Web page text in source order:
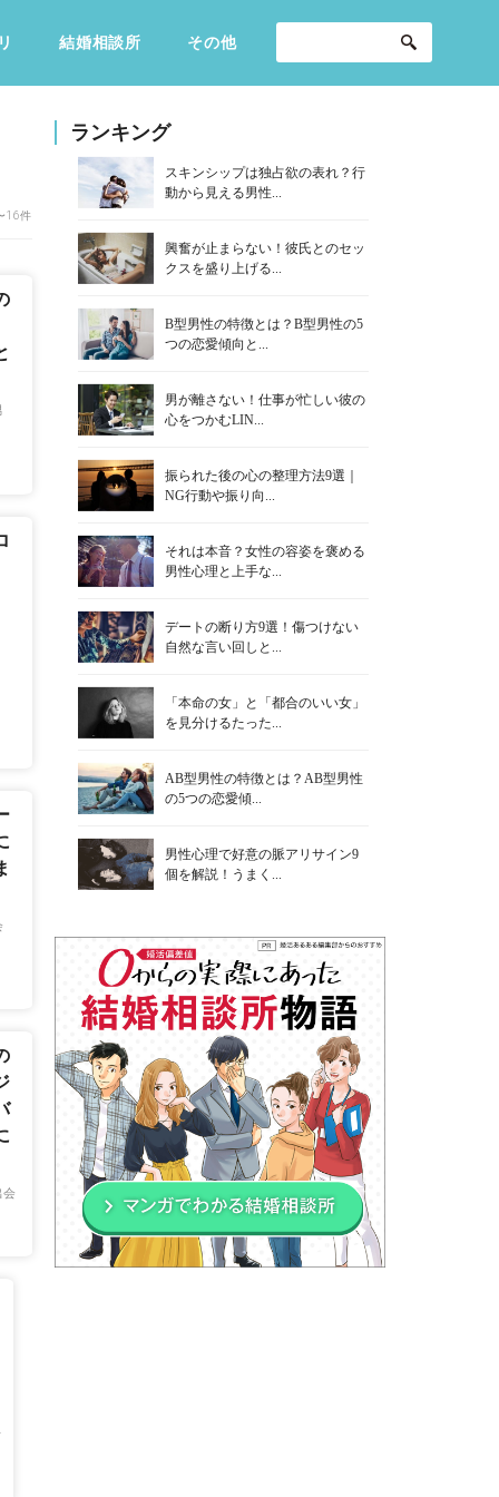
結婚相談所 その他
16件
会
ランキング
スキンシップは独占欲の表れ？行
動から見える男性...
興奮が止まらない！彼氏とのセッ
クスを盛り上げる...
B型男性の特徴とは？B型男性の5
つの恋愛傾向と...
男が離さない！仕事が忙しい彼の
心をつかむLIN...
振られた後の心の整理方法9選｜
NG行動や振り向...
それは本音？女性の容姿を褒める
男性心理と上手な...
デートの断り方9選！傷つけない
自然な言い回しと...
「本命の女」と「都合のいい女」
を見分けるたった...
AB型男性の特徴とは？AB型男性
の5つの恋愛傾...
男性心理で好意の脈アリサイン9
個を解説！うまく...